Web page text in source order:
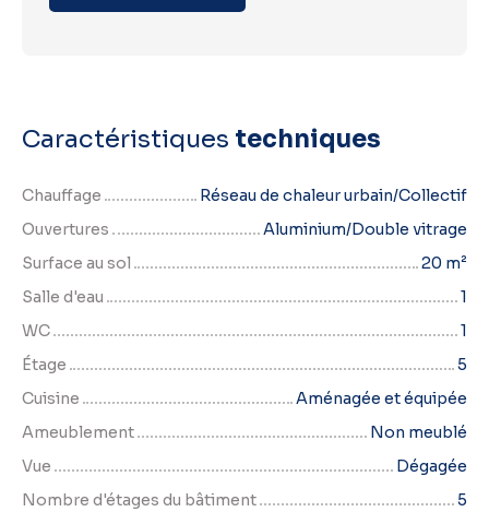
Caractéristiques techniques
Chauffage
Réseau de chaleur urbain/Collectif
Ouvertures
Aluminium/Double vitrage
Surface au sol
20 m²
Salle d'eau
1
WC
1
Étage
5
Cuisine
Aménagée et équipée
Ameublement
Non meublé
Vue
Dégagée
Nombre d'étages du bâtiment
5